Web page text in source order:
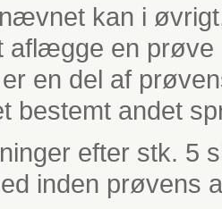
kan i
aflægge en
en del af
bestemt andet
efter stk. 5
inden prøvens